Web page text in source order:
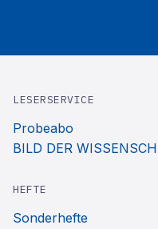
LESERSERVICE
Probeabo
BILD DER
HEFTE
Sonderhefte